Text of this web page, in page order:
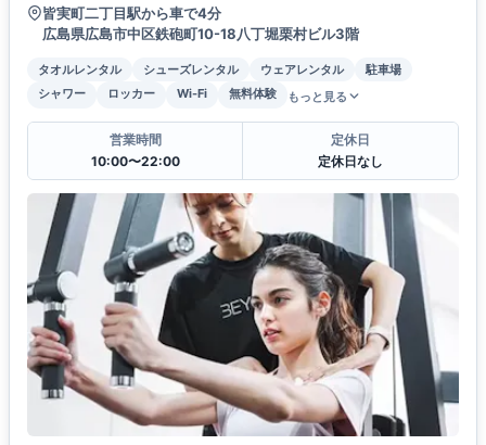
皆実町二丁目駅から車で4分
広島県広島市中区鉄砲町10-18八丁堀栗村ビル3階
タオルレンタル シューズレンタル ウェアレンタル
駐車場
シャワー
ロッカー Wi-Fi 無料体験 もっと見る
営業時間
10:00〜22:00
定休日
定休日なし